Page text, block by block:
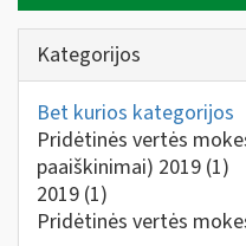
Kategorijos
Bet kurios kategorijos
Pridėtinės vertės
paaiškinimai) 2019 (1)
2019 (1)
Pridėtinės vertės